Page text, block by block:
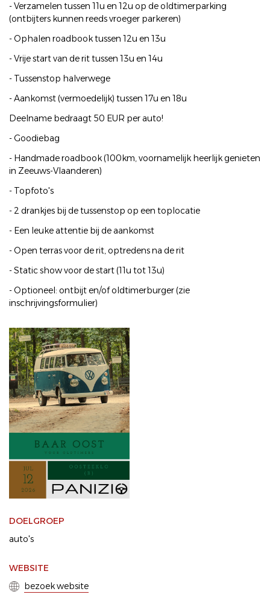
- Verzamelen tussen 11u en 12u op de oldtimerparking
(ontbijters kunnen reeds vroeger parkeren)
- Ophalen roadbook tussen 12u en 13u
- Vrije start van de rit tussen 13u en 14u
- Tussenstop halverwege
- Aankomst (vermoedelijk) tussen 17u en 18u
Deelname bedraagt 50 EUR per auto!
- Goodiebag
- Handmade roadbook (100km, voornamelijk heerlijk genieten
in Zeeuws-Vlaanderen)
- Topfoto's
- 2 drankjes bij de tussenstop op een toplocatie
- Een leuke attentie bij de aankomst
- Open terras voor de rit, optredens na de rit
- Static show voor de start (11u tot 13u)
- Optioneel: ontbijt en/of oldtimerburger (zie
inschrijvingsformulier)
DOELGROEP
auto's
WEBSITE
bezoek website